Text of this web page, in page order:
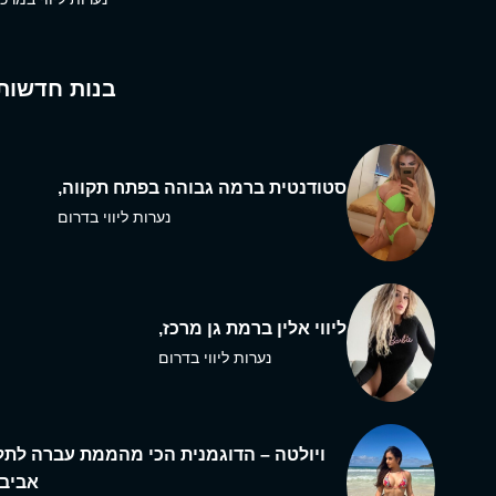
בנות
סטודנטית ברמה גבוהה בפתח תקווה,
נערות ליווי בדרום
ליווי אלין ברמת גן מרכז,
נערות ליווי בדרום
ויולטה – הדוגמנית הכי מהממת עברה